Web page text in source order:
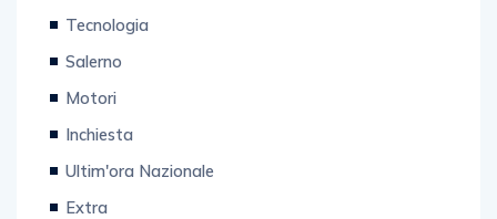
Tecnologia
Salerno
Motori
Inchiesta
Ultim'ora Nazionale
Extra